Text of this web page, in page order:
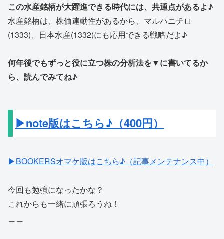
この水産銘柄が大躍進できる時代には、共通点があるよ♪
水産銘柄は、株価連動性があるから、マルハニチロ
(1333)、日本水産(1332)にも応用できる戦略だよ♪
何年後でもずっと役に立つ株の分析法を▼に書いてるか
ら、読んでみてね♪
▶note版はこちら♪（400円）
▶BOOKERSオマケ版はこちら♪（記事メンテナンス中）
今回も勉強になったかな？
これからも一緒に頑張ろうね！